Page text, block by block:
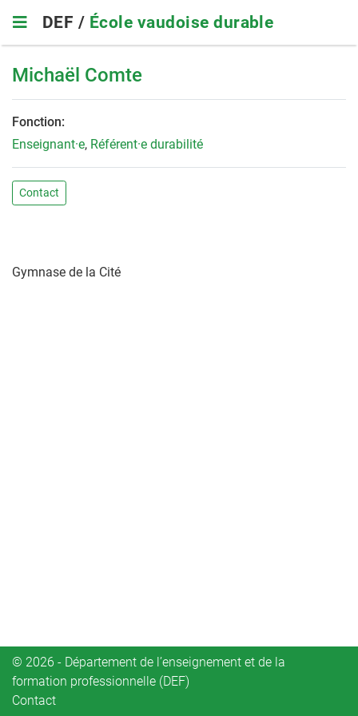
main
navigation
DEF / École vaudoise durable
Michaël Comte
Fonction:
Enseignant·e, Référent·e durabilité
Contact
Gymnase de la Cité
© 2026 - Département de l’enseignement et de la
formation professionnelle (DEF)
Contact